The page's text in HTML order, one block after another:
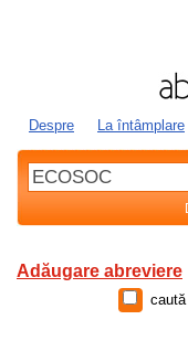
Despre La întâmplare
Adăugare abreviere